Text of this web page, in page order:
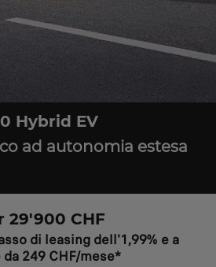
Hybrid EV
ad autonomia estesa
29'900 CHF
di leasing dell'1,99% e a
249 CHF/mese*